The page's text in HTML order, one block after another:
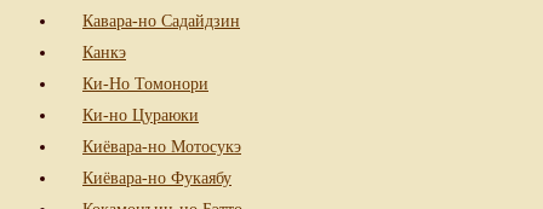
Кавара-но Садайдзин
Канкэ
Ки-Но Томонори
Ки-но Цураюки
Киёвара-но Мотосукэ
Киёвара-но Фукаябу